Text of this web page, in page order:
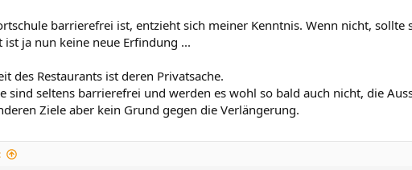
barrierefrei ist, entzieht sich meiner Kenntnis. Wenn nicht, sollte
ja nun keine neue Erfindung ...
des Restaurants ist deren Privatsache.
sind seltens barrierefrei und werden es wohl so bald auch nicht, die
Ziele aber kein Grund gegen die Verlängerung.